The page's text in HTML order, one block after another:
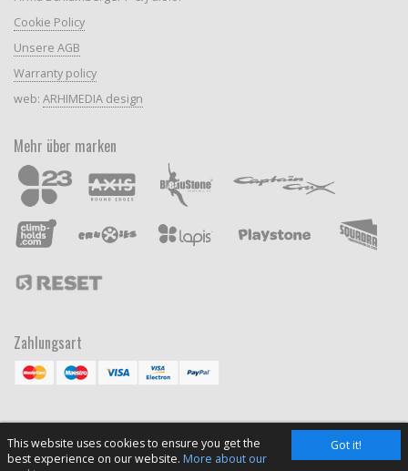
Got it!
This website uses cookies to ensure you get the
best experience on our website. More about our
Cookie Policy
Unsere AGB
Warranty policy
web: ARHIMEDIA design
Mehr über marken
Zahlungsart